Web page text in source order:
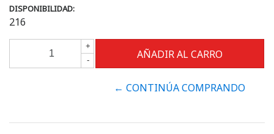
DISPONIBILIDAD:
216
+
-
← CONTINÚA COMPRANDO